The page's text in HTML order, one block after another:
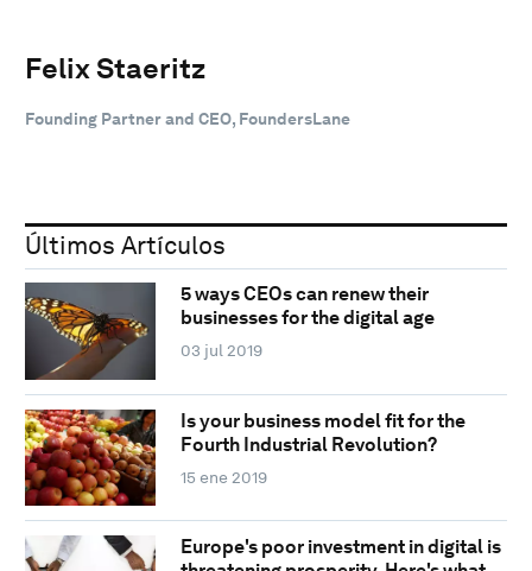
Felix Staeritz
Founding Partner and CEO, FoundersLane
Últimos Artículos
5 ways CEOs can renew their
businesses for the digital age
03 jul 2019
Is your business model fit for the
Fourth Industrial Revolution?
15 ene 2019
Europe's poor investment in digital is